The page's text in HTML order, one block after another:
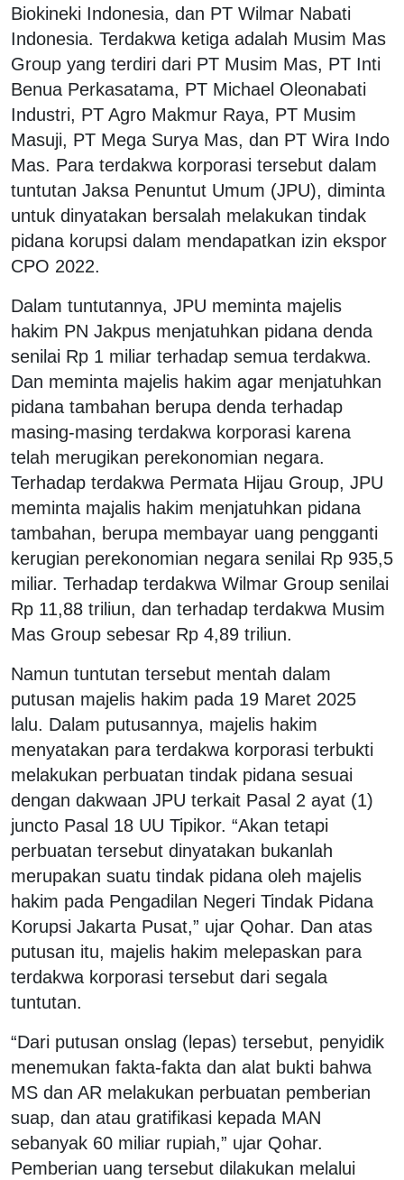
Biokineki Indonesia, dan PT Wilmar Nabati
Indonesia. Terdakwa ketiga adalah Musim Mas
Group yang terdiri dari PT Musim Mas, PT Inti
Benua Perkasatama, PT Michael Oleonabati
Industri, PT Agro Makmur Raya, PT Musim
Masuji, PT Mega Surya Mas, dan PT Wira Indo
Mas. Para terdakwa korporasi tersebut dalam
tuntutan Jaksa Penuntut Umum (JPU), diminta
untuk dinyatakan bersalah melakukan tindak
pidana korupsi dalam mendapatkan izin ekspor
CPO 2022.
Dalam tuntutannya, JPU meminta majelis
hakim PN Jakpus menjatuhkan pidana denda
senilai Rp 1 miliar terhadap semua terdakwa.
Dan meminta majelis hakim agar menjatuhkan
pidana tambahan berupa denda terhadap
masing-masing terdakwa korporasi karena
telah merugikan perekonomian negara.
Terhadap terdakwa Permata Hijau Group, JPU
meminta majalis hakim menjatuhkan pidana
tambahan, berupa membayar uang pengganti
kerugian perekonomian negara senilai Rp 935,5
miliar. Terhadap terdakwa Wilmar Group senilai
Rp 11,88 triliun, dan terhadap terdakwa Musim
Mas Group sebesar Rp 4,89 triliun.
Namun tuntutan tersebut mentah dalam
putusan majelis hakim pada 19 Maret 2025
lalu. Dalam putusannya, majelis hakim
menyatakan para terdakwa korporasi terbukti
melakukan perbuatan tindak pidana sesuai
dengan dakwaan JPU terkait Pasal 2 ayat (1)
juncto Pasal 18 UU Tipikor. “Akan tetapi
perbuatan tersebut dinyatakan bukanlah
merupakan suatu tindak pidana oleh majelis
hakim pada Pengadilan Negeri Tindak Pidana
Korupsi Jakarta Pusat,” ujar Qohar. Dan atas
putusan itu, majelis hakim melepaskan para
terdakwa korporasi tersebut dari segala
tuntutan.
“Dari putusan onslag (lepas) tersebut, penyidik
menemukan fakta-fakta dan alat bukti bahwa
MS dan AR melakukan perbuatan pemberian
suap, dan atau gratifikasi kepada MAN
sebanyak 60 miliar rupiah,” ujar Qohar.
Pemberian uang tersebut dilakukan melalui